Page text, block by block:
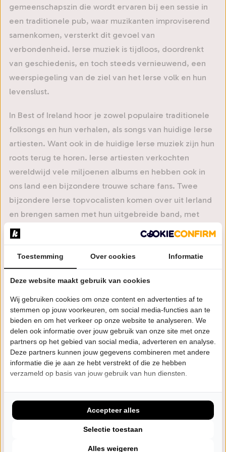
gemeenschapszin die wordt ervaren bij een sessie in
een traditionele pub, waar muzikanten improviserend
samenkomen, versterkt dit gevoel van
verbondenheid. Ierse muziek is tijdloos, doordrenkt
van geschiedenis, en toch steeds vernieuwend, een
weerspiegeling van de ziel van het Ierse volk en hun
levenslust.
In Best of Ireland hoor je zowel populaire traditionele
folksongs en hun verhalen, als songs van huidige Ierse
artiesten. Want ook in de huidige Ierse muziek zijn hun
roots terug te horen. Ierse artiesten verkochten
wereldwijd vele miljoenen albums en hebben ook in
ons land een bijzondere trouwe schare fans. Twee
bijzondere Ierse topvocalisten komen over uit Ierland
en brengen samen met hun uitgebreide band, met
natuurlijk de traditionele banjo en viool, een
gevarieerd twee uur durend programma, met passie
en energie gebracht, het plezier straalt eraf!
Met muziek van onder anderen The Pogues, Johnny
Logan, Sinéad O’Connor, The Script en Snow Patrol.
=== Blue Grass Boogiemen & Cor Sanne (post_id
8649) ===
Cor Sanne is al sinds de jaren '60 van de vorige eeuw
actief in de muziek. Eerst als muzikant, maar later
voornamelijk als organisator van country
namen uit de country- en aanverwante muziek (zoals
Johnny Cash, Emmylou Harris, Buck Owens, Bill
Monroe en Jerry Lee Lewis) in Nederland en Europa.
Zijn muzikantenbloed kroop echter voort en zo
Toestemming Over cookies Informatie
Deze website maakt gebruik van cookies
Wij gebruiken cookies om onze content en advertenties af te
stemmen op jouw voorkeuren, om social media-functies aan te
bieden en om het verkeer op onze website te analyseren. We
delen ook informatie over jouw gebruik van onze site met onze
partners op het gebied van social media, adverteren en analyse.
Deze partners kunnen jouw gegevens combineren met andere
informatie die je aan ze hebt verstrekt of die ze hebben
verzameld op basis van jouw gebruik van hun diensten.
Alles weigeren
Selectie toestaan
Accepteer alles